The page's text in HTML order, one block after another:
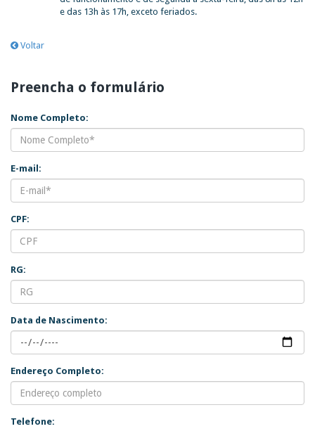
e das 13h às 17h, exceto feriados.
Voltar
Preencha o formulário
Nome Completo:
E-mail:
CPF:
RG:
Data de Nascimento:
Endereço Completo:
Telefone: